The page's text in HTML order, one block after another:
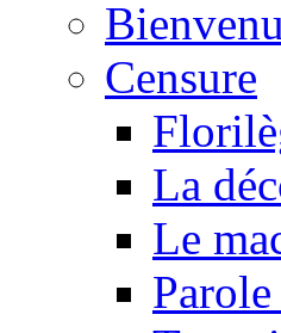
Censure
La
Le